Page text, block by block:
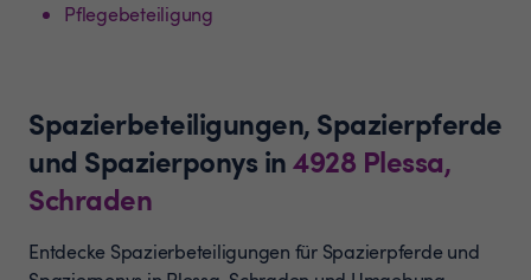
Pflegebeteiligung
Spazierbeteiligungen, Spazierpferde
und Spazierponys in4928 Plessa,
Schraden
Entdecke Spazierbeteiligungen für Spazierpferde und